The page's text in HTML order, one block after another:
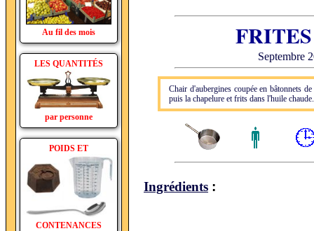
Au fil des mois
LES QUANTITÉS
par personne
POIDS ET
CONTENANCES
Septembre
Chair d'aubergines coupée en bâtonnets
puis la chapelure et frits dans l'huile chaude.
Ingrédients :